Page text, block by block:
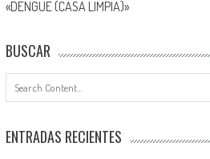
«DENGUE (CASA LIMPIA)»
BUSCAR
ENTRADAS RECIENTES